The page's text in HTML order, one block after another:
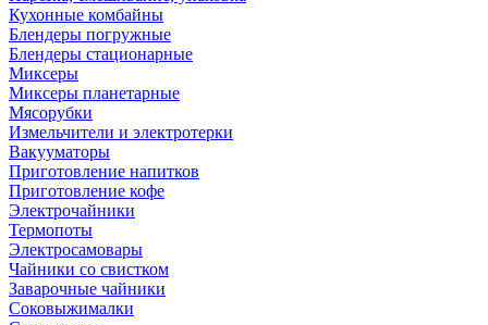
Кухонные комбайны
Блендеры погружные
Блендеры стационарные
Миксеры
Миксеры планетарные
Мясорубки
Измельчители и электротерки
Вакууматоры
Приготовление напитков
Приготовление кофе
Электрочайники
Термопоты
Электросамовары
Чайники со свистком
Заварочные чайники
Соковыжималки